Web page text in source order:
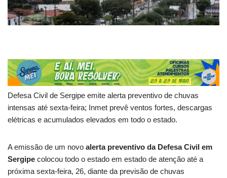
Defesa Civil de Sergipe emite alerta preventivo de chuvas
intensas até sexta-feira; Inmet prevê ventos fortes, descargas
elétricas e acumulados elevados em todo o estado.
A emissão de um novo alerta preventivo da Defesa Civil em
Sergipe colocou todo o estado em estado de atenção até a
próxima sexta-feira, 26, diante da previsão de chuvas